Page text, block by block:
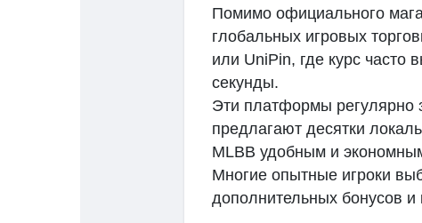
Помимо официального
глобальных игровых
или UniPin, где курс часто
секунды.
Эти платформы регулярно
предлагают десятки
MLBB удобным и
Многие опытные игроки
дополнительных бонусов и